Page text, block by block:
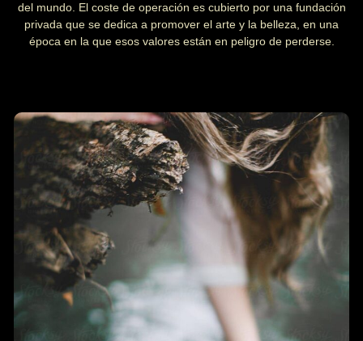
del mundo. El coste de operación es cubierto por una fundación
privada que se dedica a promover el arte y la belleza, en una
época en la que esos valores están en peligro de perderse.